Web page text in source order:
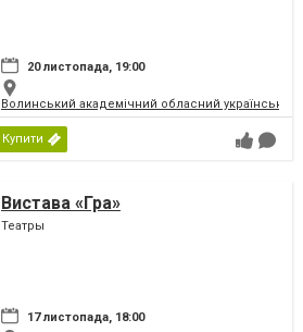
20 листопада, 19:00
Волинський академічний обласний
Купити
Вистава «Гра»
Театры
17 листопада, 18:00